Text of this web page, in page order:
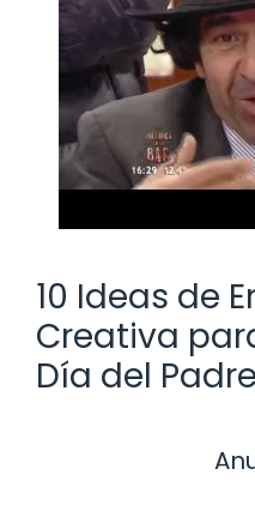
10 Ideas de
Creativa
Día del Padre